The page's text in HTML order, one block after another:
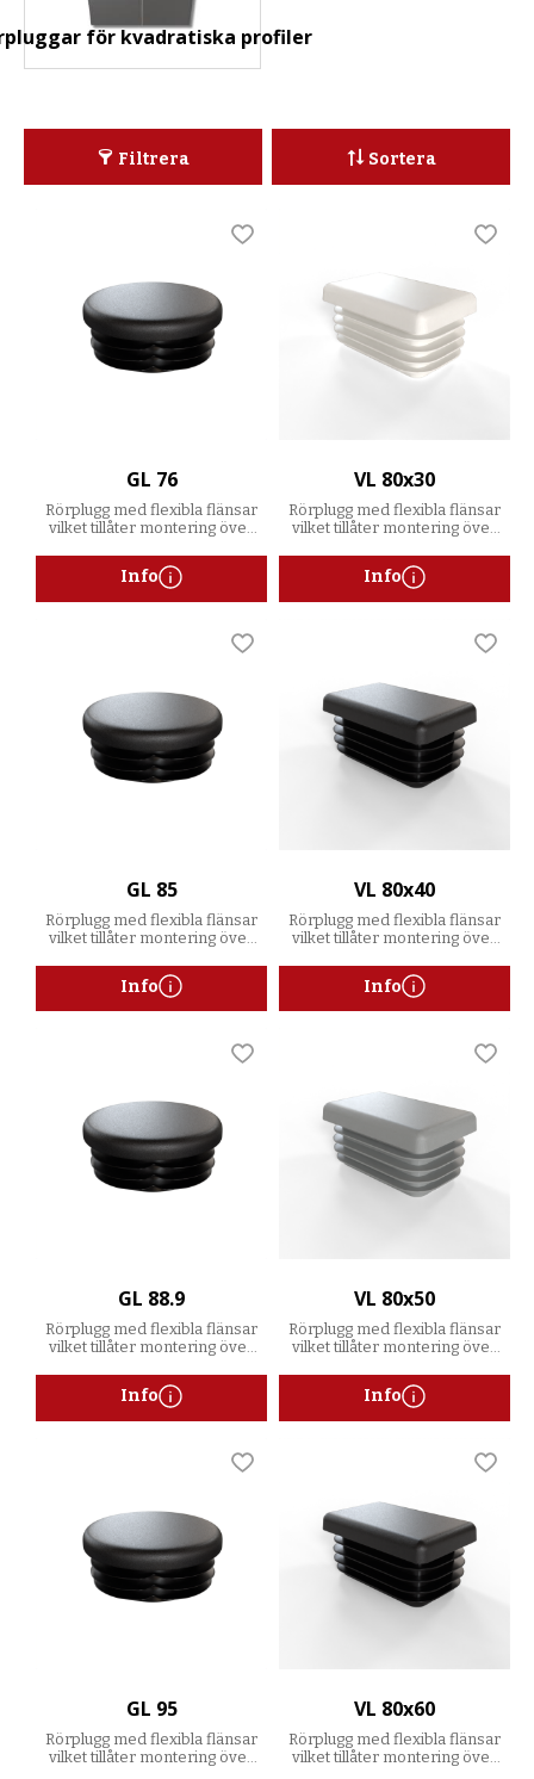
för kvadratiska profiler
Filtrera Sortera
GL 76
Rörplugg med flexibla flänsar
vilket tillåter montering över
Lägg till i favoriter
Info
VL 80x30
Rörplugg med flexibla flänsar
vilket tillåter montering över
Info
GL 85
Rörplugg med flexibla flänsar
vilket tillåter montering över
Lägg till i favoriter
Info
VL 80x40
Rörplugg med flexibla flänsar
vilket tillåter montering över
Info
GL 88.9
Rörplugg med flexibla flänsar
vilket tillåter montering över
Lägg till i favoriter
Info
VL 80x50
Rörplugg med flexibla flänsar
vilket tillåter montering över
Info
GL 95
Rörplugg med flexibla flänsar
vilket tillåter montering över
Lägg till i favoriter
VL 80x60
Rörplugg med flexibla flänsar
vilket tillåter montering över